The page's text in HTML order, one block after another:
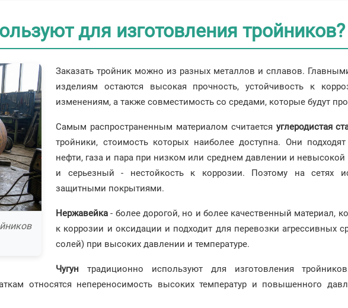
для изготовления тройников?
Заказать тройник можно из разных металлов и сплавов.
изделиям остаются высокая прочность, устойчивость к
изменениям, а также совместимость со средами, которые будут
Самым распространенным материалом считается углеродистая
тройники, стоимость которых наиболее доступна. Они
нефти, газа и пара при низком или среднем давлении и невысокой
и серьезный - нестойкость к коррозии. Поэтому на сетях
защитными покрытиями.
Нержавейка - более дорогой, но и более качественный материал,
к коррозии и оксидации и подходит для перевозки агрессивных
солей) при высоких давлении и температуре.
Чугун традиционно используют для изготовления
относятся непереносимость высоких температур и повышенного